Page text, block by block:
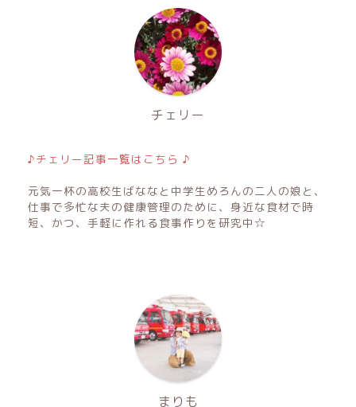
チェリー
♪チェリー記事一覧はこちら ♪
元気一杯の高校生ばななと中学生めろんの二人の娘と、
仕事で多忙な夫の健康管理のために、身近な食材で時
短、かつ、手軽に作れる食事作りを研究中☆
まりも